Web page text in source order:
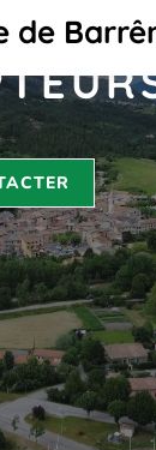
de